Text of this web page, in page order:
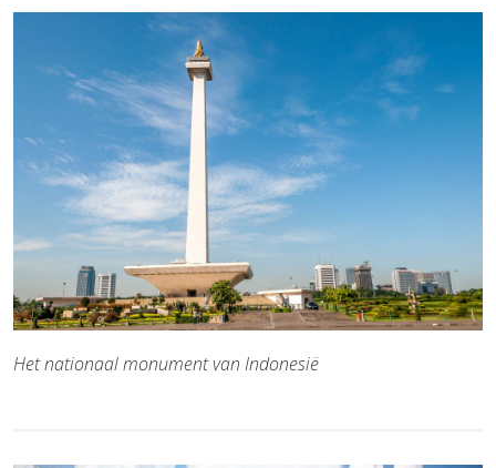
Het nationaal monument van Indonesië